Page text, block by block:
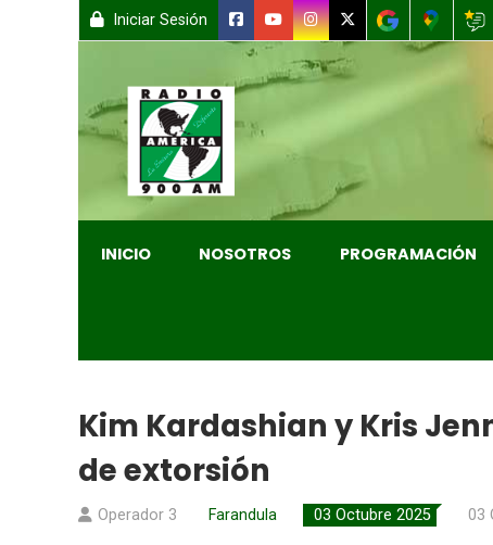
Iniciar Sesión
INICIO NOSOTROS PROGRAMACIÓN
Kim Kardashian y Kris
de extorsión
Operador 3 Farandula 03 Octubre 2025 03